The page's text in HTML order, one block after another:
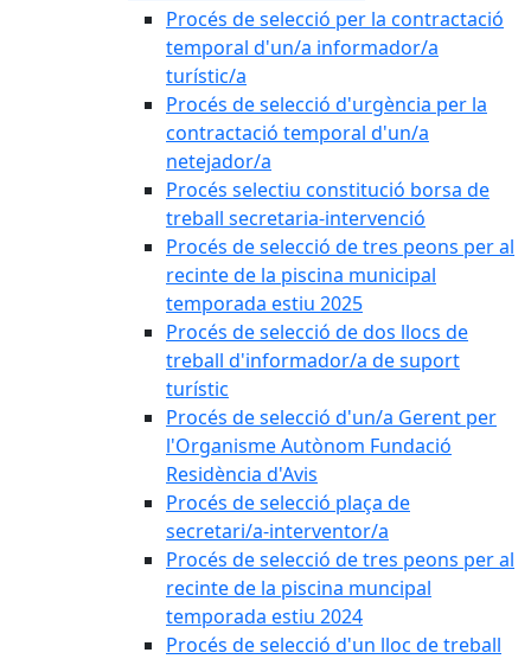
Procés de selecció per la contractació
temporal d'un/a informador/a
turístic/a
Procés de selecció d'urgència per la
contractació temporal d'un/a
netejador/a
Procés selectiu constitució borsa de
treball secretaria-intervenció
Procés de selecció de tres peons per al
recinte de la piscina municipal
temporada estiu 2025
Procés de selecció de dos llocs de
treball d'informador/a de suport
turístic
Procés de selecció d'un/a Gerent per
l'Organisme Autònom Fundació
Residència d'Avis
Procés de selecció plaça de
secretari/a-interventor/a
Procés de selecció de tres peons per al
recinte de la piscina muncipal
temporada estiu 2024
Procés de selecció d'un lloc de treball